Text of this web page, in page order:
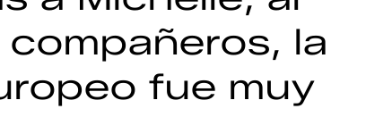
la
fue muy